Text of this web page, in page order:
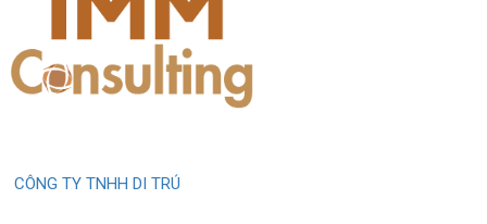
CÔNG TY TNHH DI TRÚ